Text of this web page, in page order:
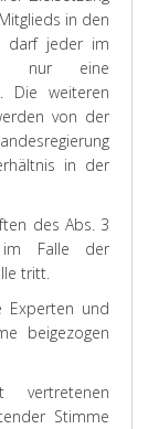
in den
darf jeder im
nur eine
Die weiteren
von der
in der
des Abs. 3
im Falle der
tritt.
Experten und
beigezogen
Stimme